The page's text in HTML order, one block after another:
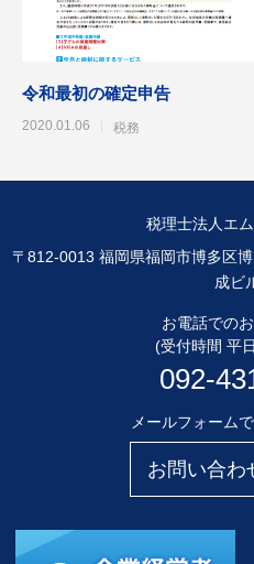
令和最初の確定申告
2020.01.06 税務
税理士法人エ
〒812-0013 福岡県福岡市博多区
成ビ
お電話での
(受付時間 平
092-
メールフォーム
お問い合わ